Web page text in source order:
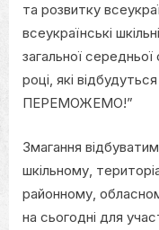
та розвитку
всеукраїнські
загальної
році, які
ПЕРЕМОЖЕМО!”
Змагання
шкільному,
районному,
на сьогодні для